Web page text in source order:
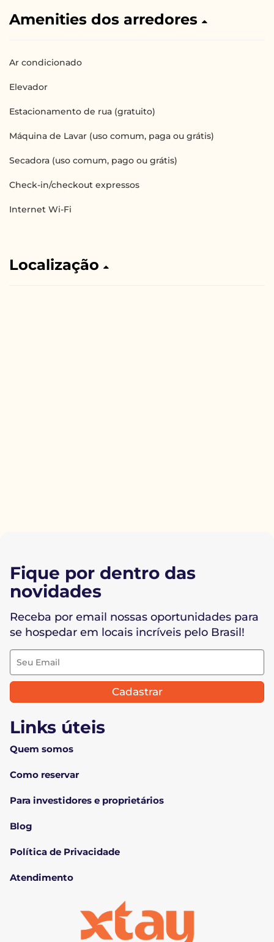
Amenities dos arredores
Ar condicionado
Elevador
Estacionamento de rua (gratuito)
Máquina de Lavar (uso comum, paga ou grátis)
Secadora (uso comum, pago ou grátis)
Check-in/checkout expressos
Internet Wi-Fi
Localização
Links úteis
Quem somos
Como reservar
Para investidores e proprietários
Blog
Política de Privacidade
Atendimento
Fique por dentro das
novidades
Receba por email nossas oportunidades para
se hospedar em locais incríveis pelo Brasil!
Cadastrar